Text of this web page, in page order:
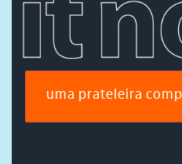
uma prateleira